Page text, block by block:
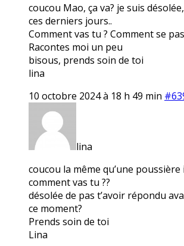
coucou Mao, ça va? je suis
ces derniers jours..
Comment vas tu ? Comment se
Racontes moi un peu
bisous, prends soin de toi
lina
10 octobre 2024 à 18 h 49 min
lina
coucou la même qu’une poussière
comment vas tu ??
désolée de pas t’avoir répondu
ce moment?
Prends soin de toi
Lina